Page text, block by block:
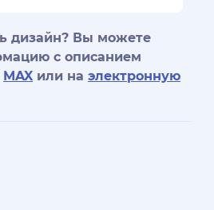
дизайн? Вы можете
с описанием
MAX или на электронную